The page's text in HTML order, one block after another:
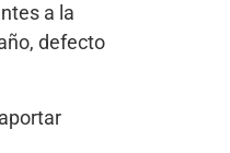
a la
defecto